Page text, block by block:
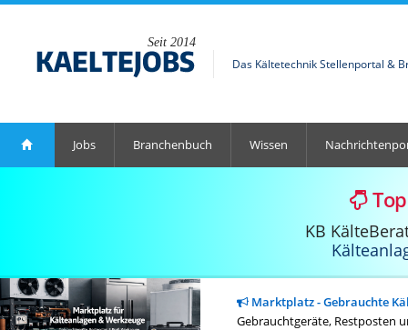
Seit 2014
Das Kältetechnik Stellenportal &
Jobs Branchenbuch Wissen
KB
Marktplatz - Gebrauchte
Gebrauchtgeräte, Restposten